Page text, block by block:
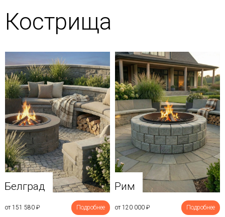
Кострища
Белград
от 151 580 ₽ Подробнее
Рим
от 120 000 ₽ Подробнее